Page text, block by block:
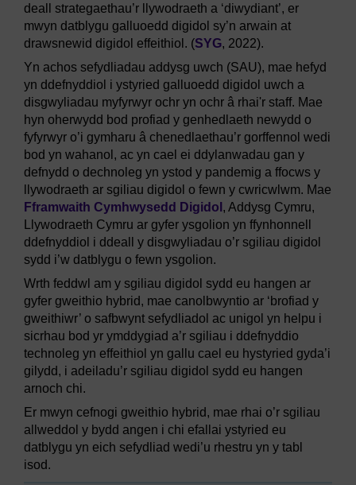
deall strategaethau’r llywodraeth a ‘diwydiant’, er
mwyn datblygu galluoedd digidol sy’n arwain at
drawsnewid digidol effeithiol. (SYG, 2022).
Yn achos sefydliadau addysg uwch (SAU), mae hefyd
yn ddefnyddiol i ystyried galluoedd digidol uwch a
disgwyliadau myfyrwyr ochr yn ochr â rhai'r staff. Mae
hyn oherwydd bod profiad y genhedlaeth newydd o
fyfyrwyr o’i gymharu â chenedlaethau’r gorffennol wedi
bod yn wahanol, ac yn cael ei ddylanwadau gan y
defnydd o dechnoleg yn ystod y pandemig a ffocws y
llywodraeth ar sgiliau digidol o fewn y cwricwlwm. Mae
Fframwaith Cymhwysedd Digidol , Addysg Cymru,
Llywodraeth Cymru ar gyfer ysgolion yn ffynhonnell
ddefnyddiol i ddeall y disgwyliadau o’r sgiliau digidol
sydd i’w datblygu o fewn ysgolion.
Wrth feddwl am y sgiliau digidol sydd eu hangen ar
gyfer gweithio hybrid, mae canolbwyntio ar ‘brofiad y
gweithiwr’ o safbwynt sefydliadol ac unigol yn helpu i
sicrhau bod yr ymddygiad a’r sgiliau i ddefnyddio
technoleg yn effeithiol yn gallu cael eu hystyried gyda’i
gilydd, i adeiladu’r sgiliau digidol sydd eu hangen
arnoch chi.
Er mwyn cefnogi gweithio hybrid, mae rhai o’r sgiliau
allweddol y bydd angen i chi efallai ystyried eu
datblygu yn eich sefydliad wedi’u rhestru yn y tabl
isod.